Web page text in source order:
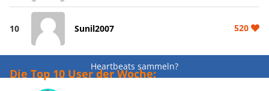
10 Sunil2007 520
Heartbeats sammeln?
Die Top 10 User der Woche: